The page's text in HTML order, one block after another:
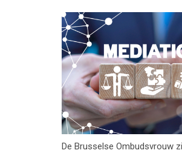
De Brusselse Ombudsvrouw